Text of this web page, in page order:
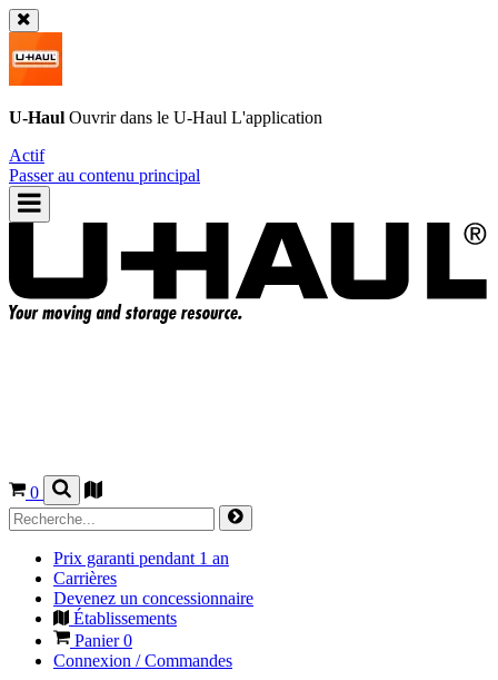
U-Haul Ouvrir dans le U-Haul L'application
Actif
Passer au contenu principal
0
Prix garanti pendant 1 an
Carrières
Devenez un concessionnaire
Établissements
Panier0
Connexion / Commandes